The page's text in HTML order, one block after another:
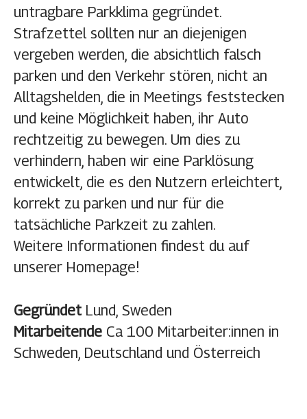
untragbare Parkklima gegründet.
Strafzettel sollten nur an diejenigen
vergeben werden, die absichtlich falsch
parken und den Verkehr stören, nicht an
Alltagshelden, die in Meetings feststecken
und keine Möglichkeit haben, ihr Auto
rechtzeitig zu bewegen. Um dies zu
verhindern, haben wir eine Parklösung
entwickelt, die es den Nutzern erleichtert,
korrekt zu parken und nur für die
tatsächliche Parkzeit zu zahlen.
Weitere Informationen findest du auf
unserer Homepage!
Gegründet Lund, Sweden
Mitarbeitende Ca 100 Mitarbeiter:innen in
Schweden, Deutschland und Österreich